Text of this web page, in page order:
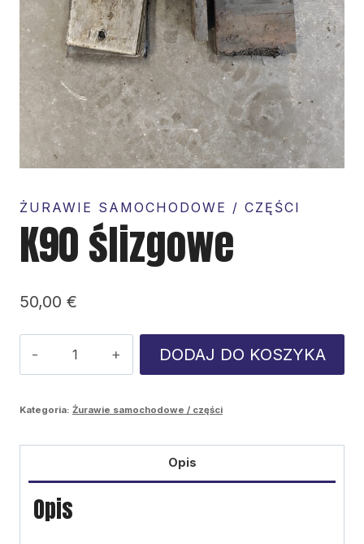
ŻURAWIE SAMOCHODOWE / CZĘŚCI
K90 ślizgowe
50,00 €
K90
DODAJ DO KOSZYKA
Kategoria: Żurawie samochodowe / części
Opis
Opis